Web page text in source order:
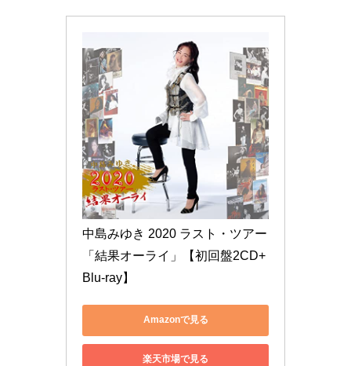
中島みゆき 2020 ラスト・ツアー
「結果オーライ」【初回盤2CD+
Blu-ray】
Amazonで見る
楽天市場で見る